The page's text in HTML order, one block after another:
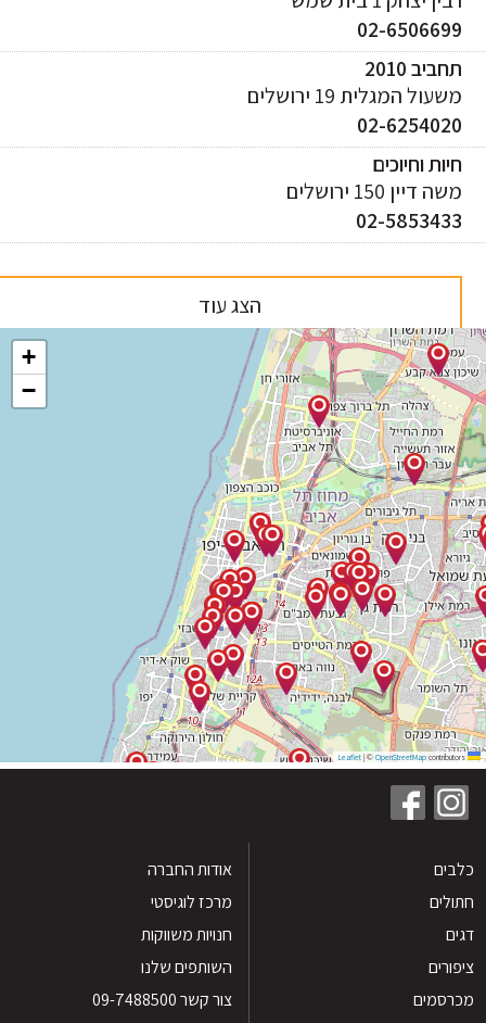
02-
2010
המגלית 19 ירושלים
02-
וחיוכים
150 ירושלים
02-
הצג עוד
|©OpenStreetMap
אודות החברה
מרכז לוגיסטי
חנויות משווקות
השותפים שלנו
צור קשר 09-7488500